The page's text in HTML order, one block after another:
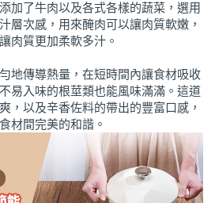
加了牛肉以及各式各樣的蔬菜，選用
層次感，用來醃肉可以讓肉質軟嫩，
肉質更加柔軟多汁。
地傳導熱量，在短時間內讓食材吸收
易入味的根莖類也能風味滿滿。這道
，以及辛香佐料的帶出的豐富口感，
材間完美的和諧。